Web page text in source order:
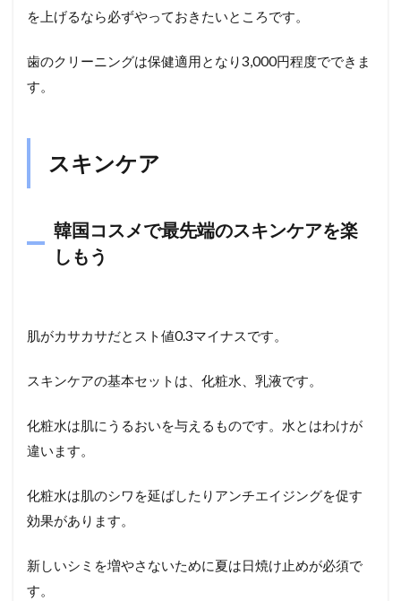
を上げるなら必ずやっておきたいところです。
歯のクリーニングは保健適用となり3,000円程度でできま
す。
スキンケア
韓国コスメで最先端のスキンケアを楽
しもう
肌がカサカサだとスト値0.3マイナスです。
スキンケアの基本セットは、化粧水、乳液です。
化粧水は肌にうるおいを与えるものです。水とはわけが
違います。
化粧水は肌のシワを延ばしたりアンチエイジングを促す
効果があります。
新しいシミを増やさないために夏は日焼け止めが必須で
す。